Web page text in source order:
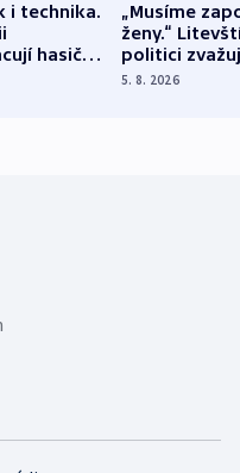
i technika.
hasiči z
„Musíme
ženy.“
politici
dohodu o
5. 8. 2026